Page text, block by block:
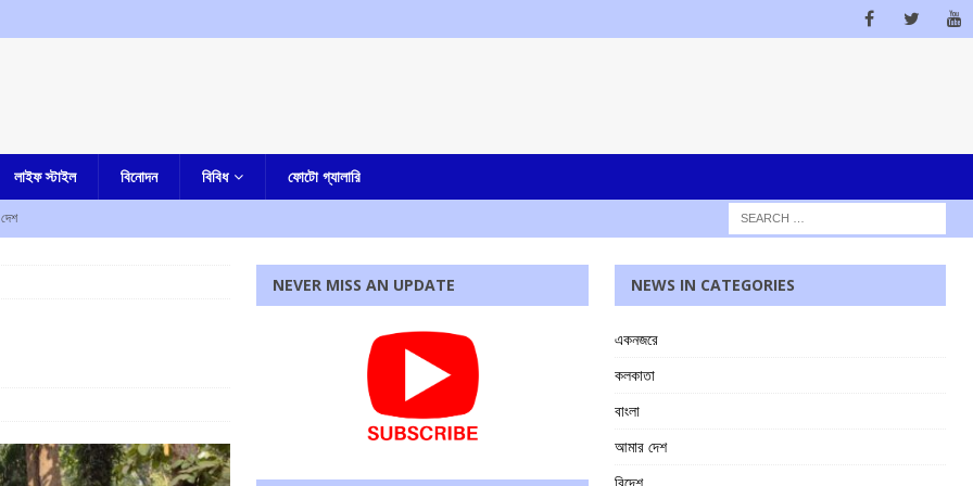
লাইফ স্টাইল বিনোদন বিবিধ ফোটো গ্যালারি
অভিযোগ কংগ্রেসের
উঠছে একাধিক প্রশ্ন
অভিযোগ, পুলিশের জালে ও্রাক্তন মন্ত্রী সুজিত বসু-ঘনিষ্ঠ সায়ন দে-সহ দুই
NEVER MISS AN UPDATE NEWS IN CATEGORIES
একনজরে
কলকাতা
বাংলা
আমার দেশ